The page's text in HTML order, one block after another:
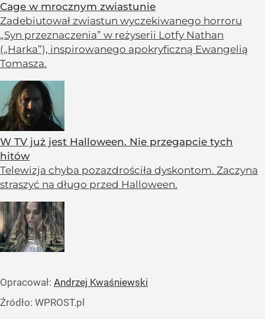
Cage w mrocznym zwiastunie
Zadebiutował zwiastun wyczekiwanego horroru
„Syn przeznaczenia” w reżyserii Lotfy Nathan
(„Harka”), inspirowanego apokryficzną Ewangelią
Tomasza.
W TV już jest Halloween. Nie przegapcie tych
hitów
Telewizja chyba pozazdrościła dyskontom. Zaczyna
straszyć na długo przed Halloween.
Opracował: Andrzej Kwaśniewski
Źródło: WPROST.pl